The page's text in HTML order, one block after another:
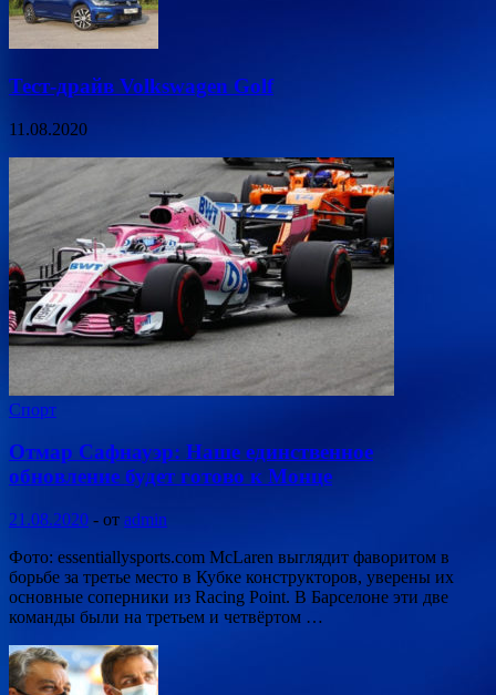
Тест-драйв Volkswagen Golf
11.08.2020
Спорт
Отмар Сафнауэр: Наше единственное
обновление будет готово к Монце
21.08.2020 - от admin
Фото: essentiallysports.com McLaren выглядит фаворитом в
борьбе за третье место в Кубке конструкторов, уверены их
основные соперники из Racing Point. В Барселоне эти две
команды были на третьем и четвёртом …